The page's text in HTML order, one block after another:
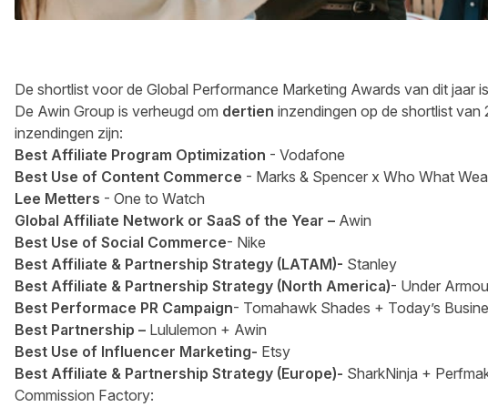
De shortlist voor de Global Performance Marketing Awards van dit jaar
De Awin Group is verheugd om dertien inzendingen op de shortlist
inzendingen zijn:
Best Affiliate Program Optimization - Vodafone
Best Use of Content Commerce - Marks & Spencer x Who What
Lee Metters - One to Watch
Global Affiliate Network or SaaS of the Year – Awin
Best Use of Social Commerce- Nike
Best Affiliate & Partnership Strategy (LATAM)- Stanley
Best Affiliate & Partnership Strategy (North America)- Under
Best Performace PR Campaign- Tomahawk Shades + Today’s
Best Partnership – Lululemon + Awin
Best Use of Influencer Marketing- Etsy
Best Affiliate & Partnership Strategy (Europe)- SharkNinja +
Commission Factory: